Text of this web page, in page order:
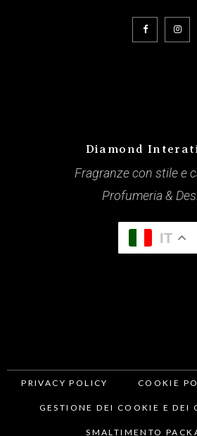
Diamond
Fragranze con stile e
Profumeria &
IT
PRIVACY POLICY COOKIE
GESTIONE DEI COOKIE E DEI
SMALTIMENTO